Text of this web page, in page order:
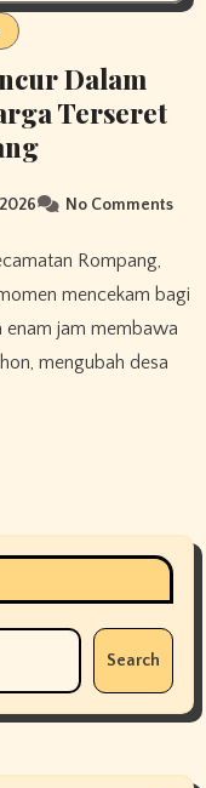
Dalam
Terseret
No Comments
mencekam bagi
enam jam membawa
mengubah desa
Search